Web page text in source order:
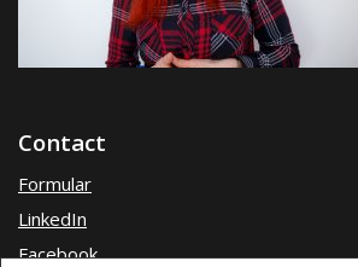
Contact
Formular
LinkedIn
Facebook